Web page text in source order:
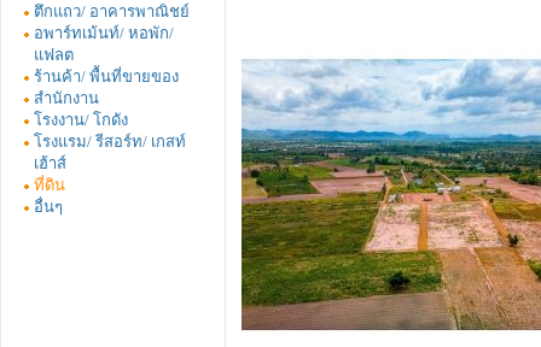
ตึกแถว/ อาคารพาณิชย์
อพาร์ทเม้นท์/ หอพัก/
แฟลต
ร้านค้า/ พื้นที่ขายของ
สำนักงาน
โรงงาน/ โกดัง
โรงแรม/ รีสอร์ท/ เกสท์
เฮ้าส์
ที่ดิน
อื่นๆ